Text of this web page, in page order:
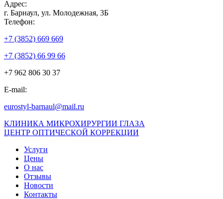
Адрес:
г. Барнаул, ул. Молодежная, 3Б
Телефон:
+7 (3852) 669 669
+7 (3852) 66 99 66
+7 962 806 30 37
E-mail:
eurostyl-barnaul@mail.ru
КЛИНИКА МИКРОХИРУРГИИ ГЛАЗА
ЦЕНТР ОПТИЧЕСКОЙ КОРРЕКЦИИ
Услуги
Цены
О нас
Отзывы
Новости
Контакты